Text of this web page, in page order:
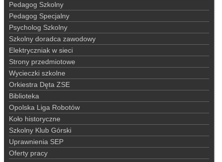
Pedagog Szkolny
Pedagog Specjalny
Psycholog Szkolny
Szkolny doradca zawodowy
Elektryczniak w sieci
Strony przedmiotowe
Wycieczki szkolne
Orkiestra Dęta ZSE
Biblioteka
Opolska Liga Robotów
Koło historyczne
Szkolny Klub Górski
Uprawnienia SEP
Oferty pracy